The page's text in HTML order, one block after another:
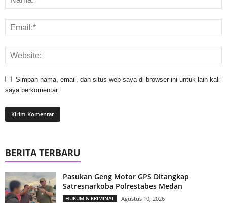
Simpan nama, email, dan situs web saya di browser ini untuk lain kali
saya berkomentar.
BERITA TERBARU
Pasukan Geng Motor GPS Ditangkap
Satresnarkoba Polrestabes Medan
HUKUM & KRIMINAL Agustus 10, 2026